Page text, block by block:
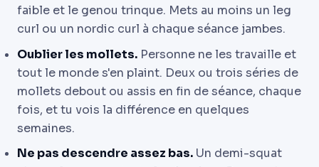
faible et le genou trinque. Mets au moins un leg
curl ou un nordic curl à chaque séance jambes.
Oublier les mollets. Personne ne les travaille et
tout le monde s'en plaint. Deux ou trois séries de
mollets debout ou assis en fin de séance, chaque
fois, et tu vois la différence en quelques
semaines.
Ne pas descendre assez bas. Un demi-squat